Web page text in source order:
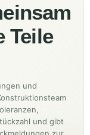
Teile
und
und gibt